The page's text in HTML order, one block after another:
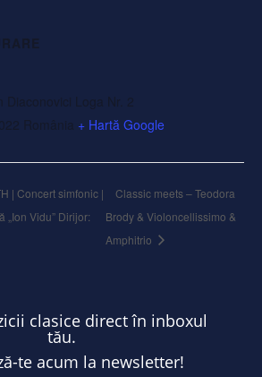
Diaconovici Loga Nr. 2
România + Hartă Google
| Concert simfonic |
„Ion Vidu” Dirijor:
Classic meets – Teodora
Brody & Violoncellissimo &
Amphitrio
clasice direct în inboxul
tău.
te acum la newsletter!